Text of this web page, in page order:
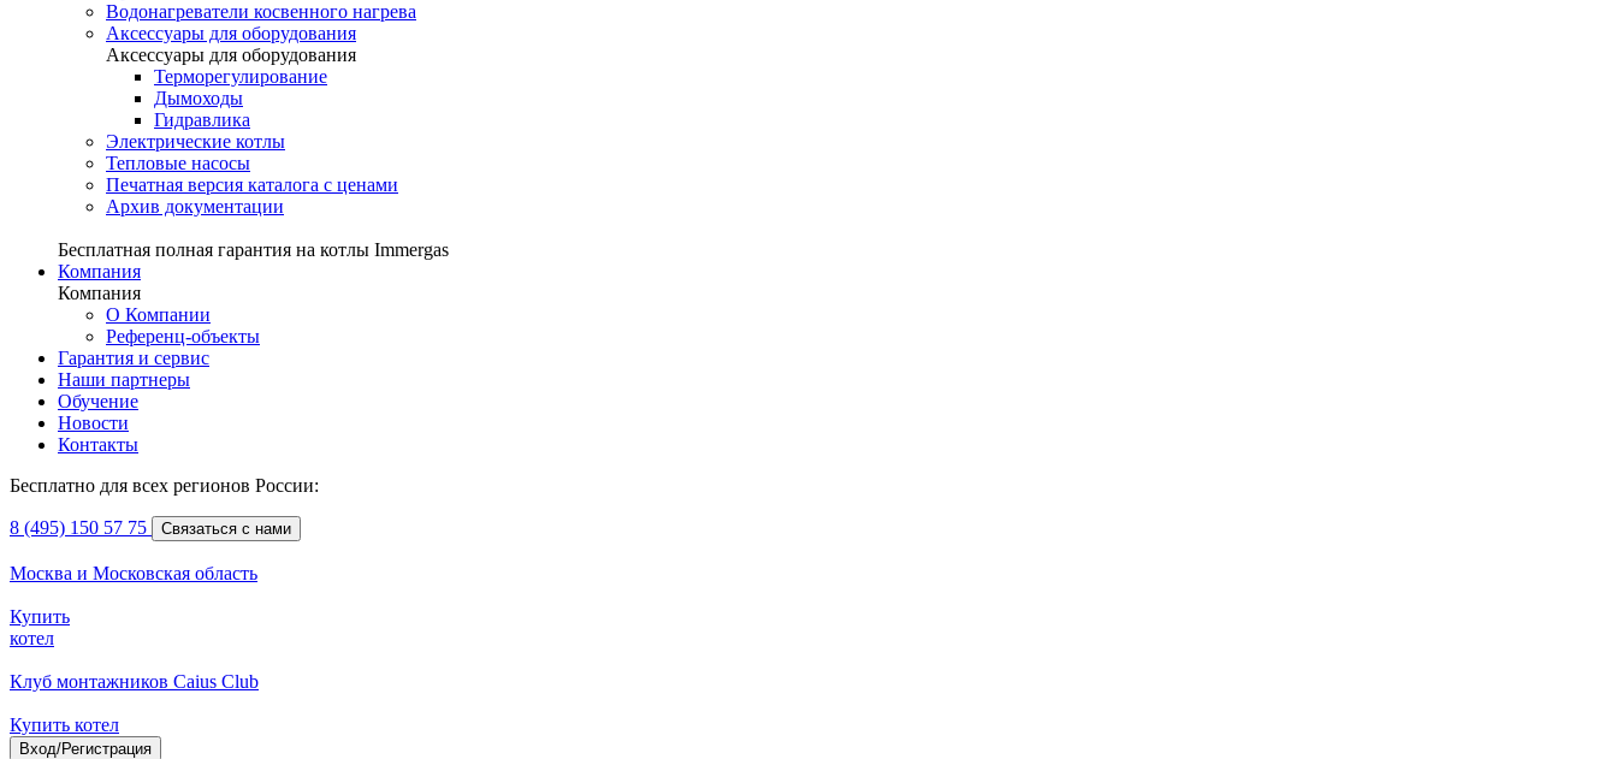
Водонагреватели косвенного нагрева
Аксессуары для оборудования
Аксессуары для оборудования
Терморегулирование
Дымоходы
Гидравлика
Электрические котлы
Тепловые насосы
Печатная версия каталога с ценами
Архив документации
Бесплатная полная гарантия на котлы Immergas
Компания
Компания
О Компании
Референц-объекты
Гарантия и сервис
Наши партнеры
Обучение
Новости
Контакты
Бесплатно для всех регионов России:
8 (495) 150 57 75 Связаться с нами
Москва и Московская область
Купить
котел
Клуб монтажников Caius Club
Купить котел
Вход/Регистрация